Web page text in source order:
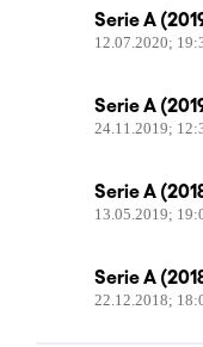
Serie A
12.07.2020;
Serie A
24.11.2019;
Serie A
13.05.2019;
Serie A
22.12.2018;